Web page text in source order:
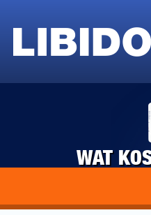
WAT